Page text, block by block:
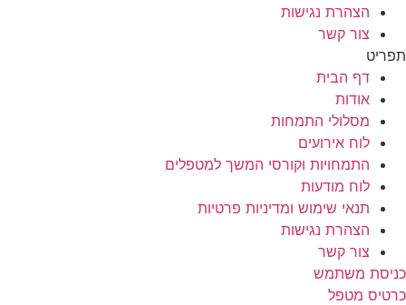
הצהרת נגישות
צור קשר
תפריט
דף הבית
אודות
מסלולי התמחות
לוח אירועים
התמחויות וקורסי המשך למטפלים
לוח מודעות
תנאי שימוש ומדיניות פרטיות
הצהרת נגישות
צור קשר
כניסת משתמש
כרטיס מטפל